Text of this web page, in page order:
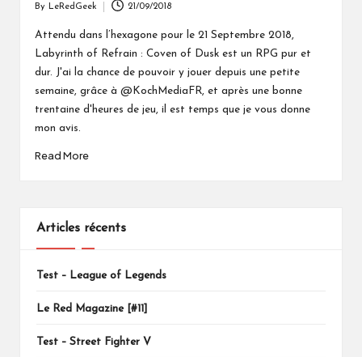
Posted
by
By LeRedGeek 21/09/2018
Attendu dans l’hexagone pour le 21 Septembre 2018,
Labyrinth of Refrain : Coven of Dusk est un RPG pur et
dur. J'ai la chance de pouvoir y jouer depuis une petite
semaine, grâce à @KochMediaFR, et après une bonne
trentaine d'heures de jeu, il est temps que je vous donne
mon avis.
Read More
Articles récents
Test – League of Legends
Le Red Magazine [#11]
Test – Street Fighter V